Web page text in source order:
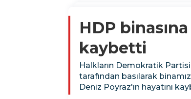
HDP
kaybetti
Halkların Demokratik Partisi
tarafından basılarak
Deniz Poyraz'ın hayatını